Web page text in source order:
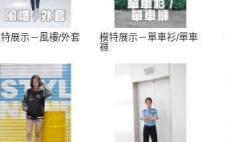
展示－風褸/外套
模特展示－單車衫/單車
褲